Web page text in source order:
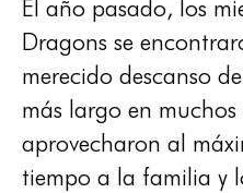
El año pasado, los
Dragons se
merecido descanso
más largo en
aprovecharon al
tiempo a la familia y